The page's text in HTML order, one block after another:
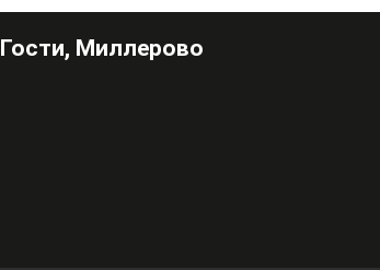
Гости, Миллерово